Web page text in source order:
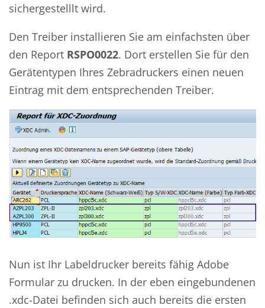
sichergestelllt wird.
Den Treiber installieren Sie am einfachsten über
den Report RSPO0022. Dort erstellen Sie für den
Gerätentypen Ihres Zebradruckers einen neuen
Eintrag mit dem entsprechenden Treiber.
Nun ist Ihr Labeldrucker bereits fähig Adobe
Formular zu drucken. In der eben eingebundenen
.xdc-Datei befinden sich auch bereits die ersten